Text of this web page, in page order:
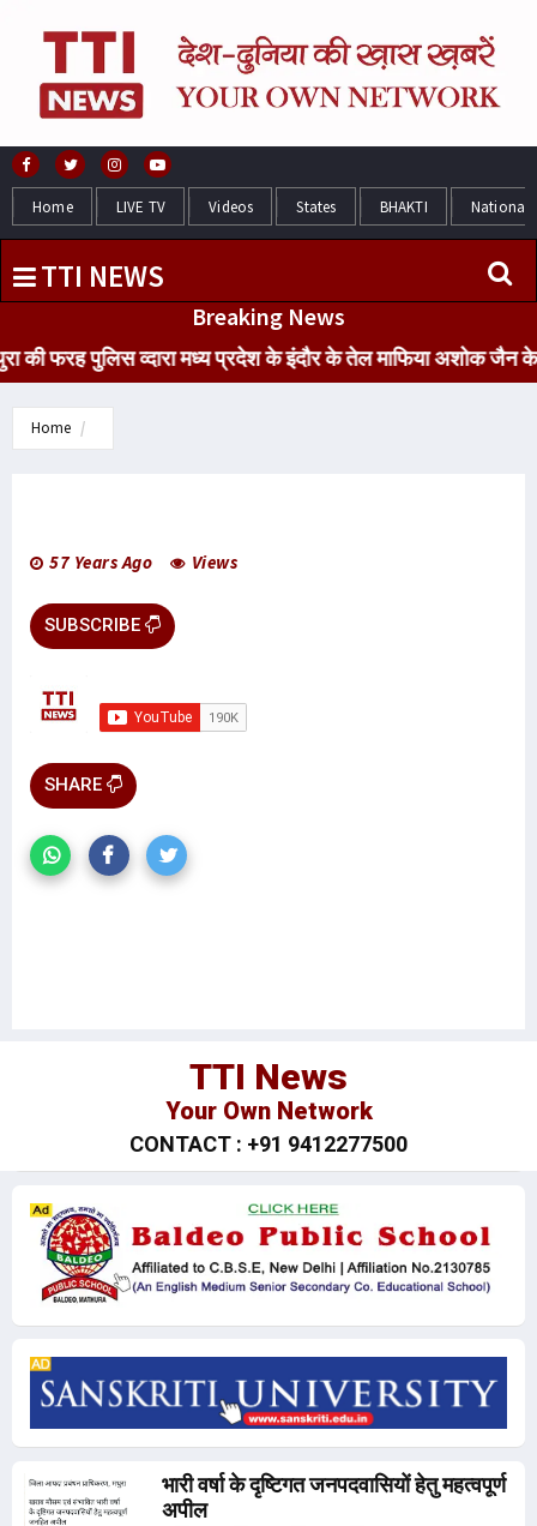
Home LIVE TV Videos States BHAKTI National
TTI NEWS
Breaking News
पुलिस व्दारा मध्य प्रदेश के इंदौर के तेल माफिया अशोक जैन के पंप
Home
57 Years Ago Views
SUBSCRIBE
SHARE
TTI News
Your Own Network
CONTACT : +91 9412277500
भारी वर्षा के दृष्टिगत जनपदवासियों हेतु महत्वपूर्ण
अपील